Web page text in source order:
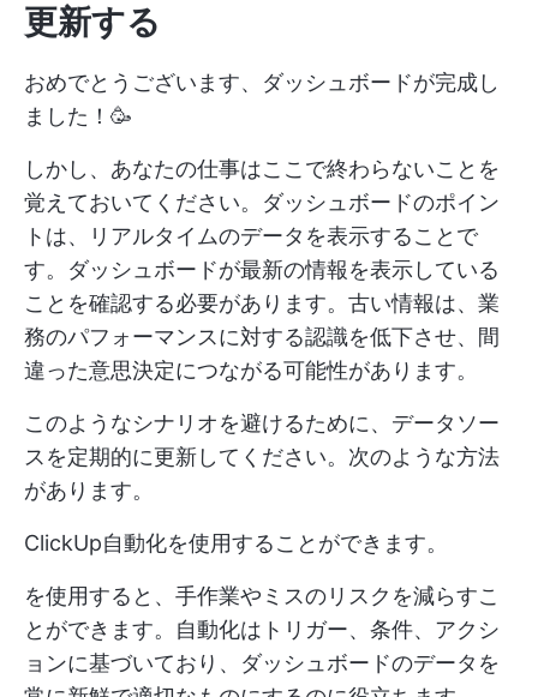
更新する
おめでとうございます、ダッシュボードが完成し
ました！🥳
しかし、あなたの仕事はここで終わらないことを
覚えておいてください。ダッシュボードのポイン
トは、リアルタイムのデータを表示することで
す。ダッシュボードが最新の情報を表示している
ことを確認する必要があります。古い情報は、業
務のパフォーマンスに対する認識を低下させ、間
違った意思決定につながる可能性があります。
このようなシナリオを避けるために、データソー
スを定期的に更新してください。次のような方法
があります。
ClickUp自動化を使用することができます。
を使用すると、手作業やミスのリスクを減らすこ
とができます。自動化はトリガー、条件、アクシ
ョンに基づいており、ダッシュボードのデータを